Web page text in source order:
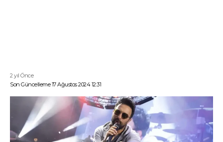
Son Güncelleme 17 Ağustos 2024 12:31
2 yıl Önce